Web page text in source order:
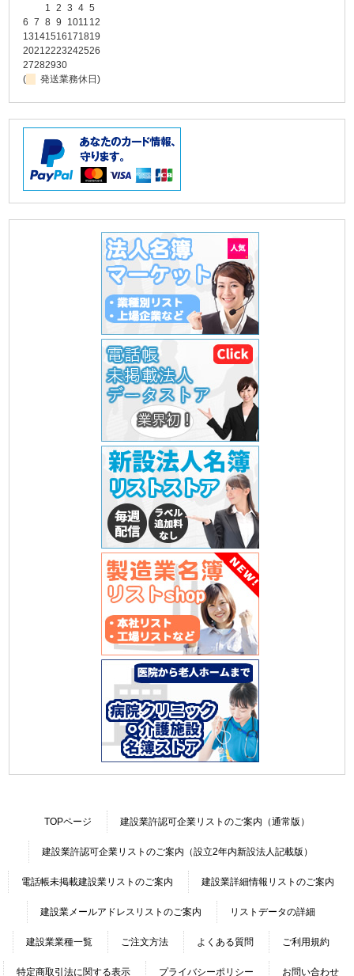
1 2 3 4 5
6 7 8 9 1011 12
13141516171819
20212223242526
27282930
(
発送業務休日)
TOPページ 建設業許認可企業リストのご案内（通常版）
建設業許認可企業リストのご案内（設立2年内新設法人記載版）
電話帳未掲載建設業リストのご案内 建設業詳細情報リストのご案内
建設業メールアドレスリストのご案内 リストデータの詳細
建設業業種一覧 ご注文方法 よくある質問 ご利用規約
特定商取引法に関する表示 プライバシーポリシー お問い合わせ